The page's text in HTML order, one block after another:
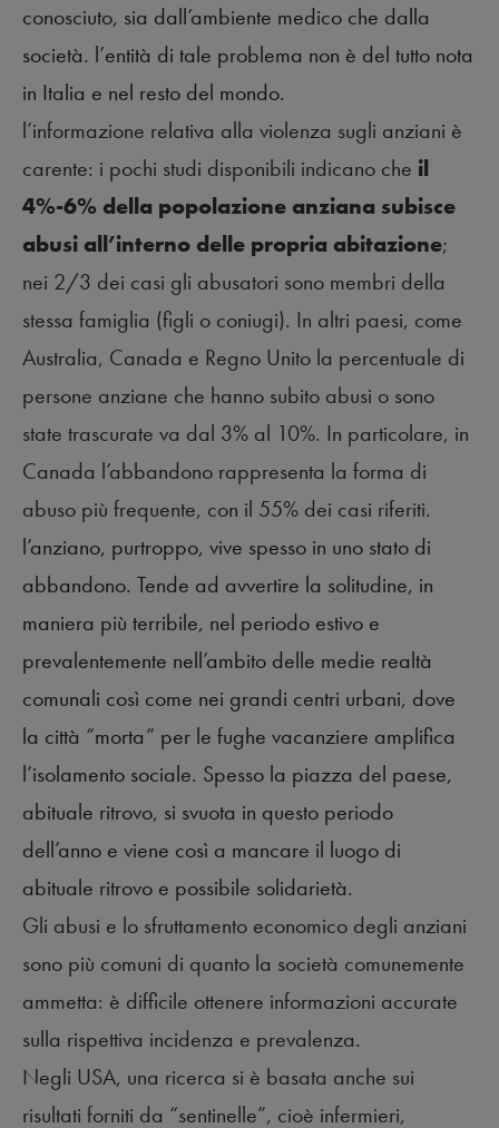
conosciuto, sia dall’ambiente medico che dalla
società. l’entità di tale problema non è del tutto nota
in Italia e nel resto del mondo.
l’informazione relativa alla violenza sugli anziani è
carente: i pochi studi disponibili indicano che il
4%-6% della popolazione anziana subisce
abusi all’interno delle propria abitazione;
nei 2/3 dei casi gli abusatori sono membri della
stessa famiglia (figli o coniugi). In altri paesi, come
Australia, Canada e Regno Unito la percentuale di
persone anziane che hanno subito abusi o sono
state trascurate va dal 3% al 10%. In particolare, in
Canada l’abbandono rappresenta la forma di
abuso più frequente, con il 55% dei casi riferiti.
l’anziano, purtroppo, vive spesso in uno stato di
abbandono. Tende ad avvertire la solitudine, in
maniera più terribile, nel periodo estivo e
prevalentemente nell’ambito delle medie realtà
comunali così come nei grandi centri urbani, dove
la città “morta” per le fughe vacanziere amplifica
l’isolamento sociale. Spesso la piazza del paese,
abituale ritrovo, si svuota in questo periodo
dell’anno e viene così a mancare il luogo di
abituale ritrovo e possibile solidarietà.
Gli abusi e lo sfruttamento economico degli anziani
sono più comuni di quanto la società comunemente
ammetta: è difficile ottenere informazioni accurate
sulla rispettiva incidenza e prevalenza.
Negli USA, una ricerca si è basata anche sui
risultati forniti da “sentinelle”, cioè infermieri,